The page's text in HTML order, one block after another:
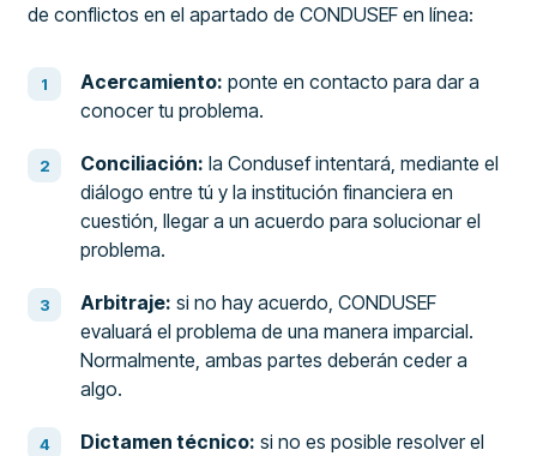
de conflictos en el apartado de CONDUSEF en línea:
Acercamiento: ponte en contacto para dar a
conocer tu problema.
Conciliación: la Condusef intentará, mediante el
diálogo entre tú y la institución financiera en
cuestión, llegar a un acuerdo para solucionar el
problema.
Arbitraje: si no hay acuerdo, CONDUSEF
evaluará el problema de una manera imparcial.
Normalmente, ambas partes deberán ceder a
algo.
Dictamen técnico: si no es posible resolver el